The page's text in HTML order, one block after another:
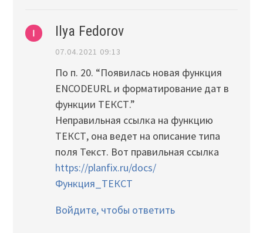
Ilya Fedorov
07.04.2021 09:13
По п. 20. “Появилась новая функция
ENCODEURL и форматирование дат в
функции ТЕКСТ.”
Неправильная ссылка на функцию
ТЕКСТ, она ведет на описание типа
поля Текст. Вот правильная ссылка
https://planfix.ru/docs/
Функция_ТЕКСТ
Войдите, чтобы ответить